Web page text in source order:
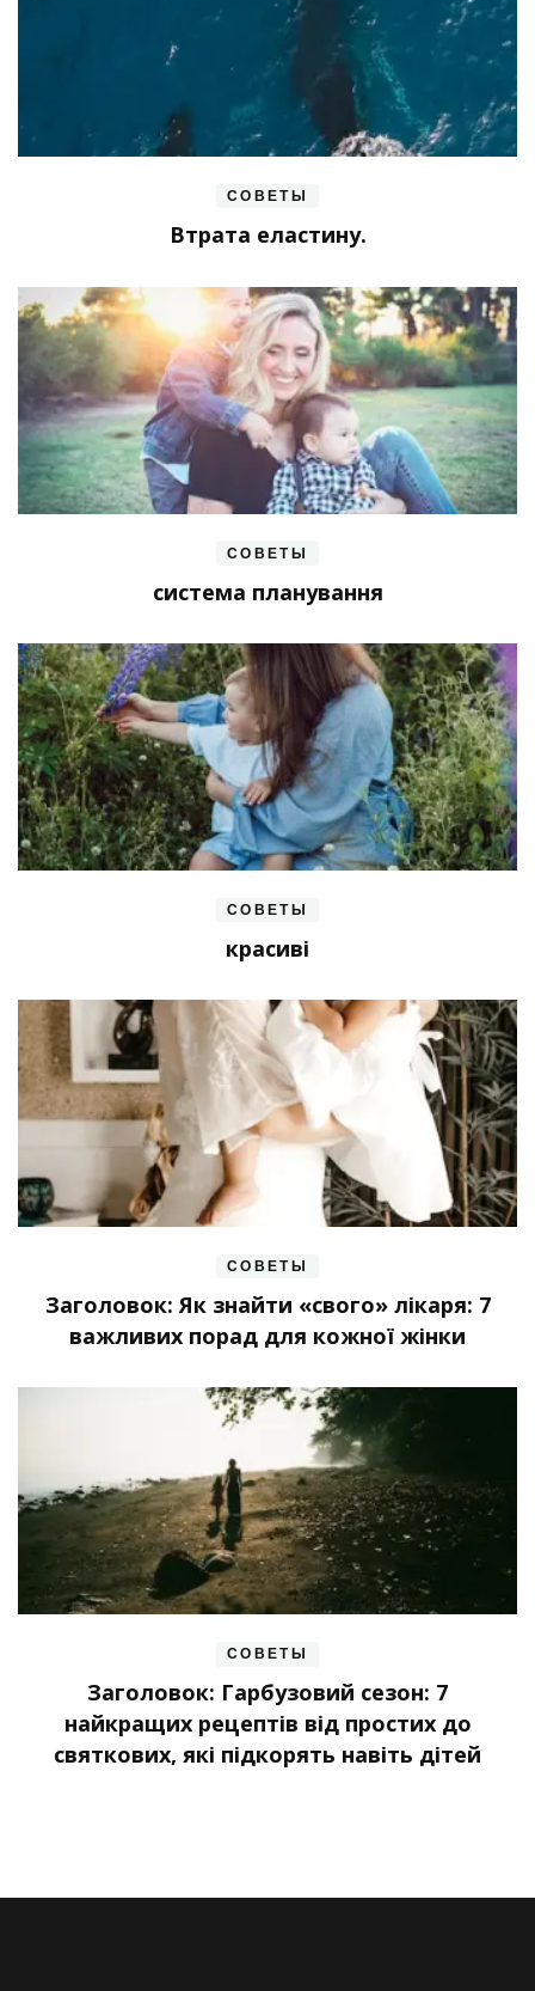
СОВЕТЫ
Втрата еластину.
СОВЕТЫ
система планування
СОВЕТЫ
красиві
СОВЕТЫ
Заголовок: Як знайти «свого» лікаря: 7
важливих порад для кожної жінки
СОВЕТЫ
Заголовок: Гарбузовий сезон: 7
найкращих рецептів від простих до
святкових, які підкорять навіть дітей